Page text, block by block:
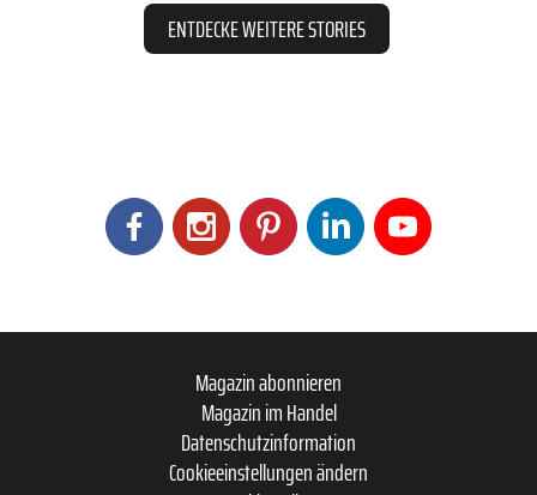
ENTDECKE WEITERE STORIES
Magazin abonnieren
Magazin im Handel
Datenschutzinformation
Cookieeinstellungen ändern